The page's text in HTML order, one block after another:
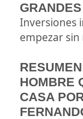
Inversiones
empezar sin
HOMBRE
CASA